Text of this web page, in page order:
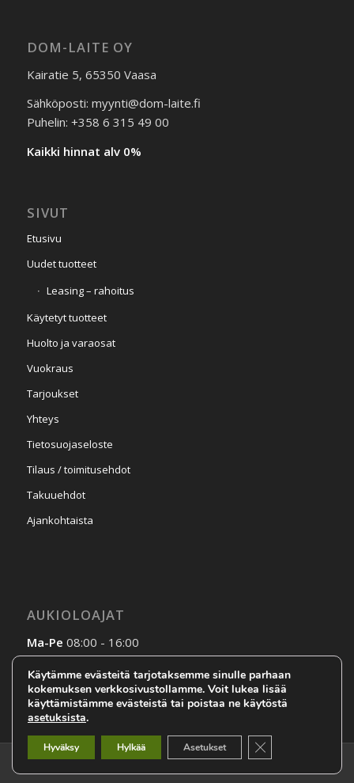
DOM-LAITE OY
Kairatie 5, 65350 Vaasa
Sähköposti: myynti@dom-laite.fi
Puhelin: +358 6 315 49 00
Kaikki hinnat alv 0%
SIVUT
Etusivu
Uudet tuotteet
Leasing – rahoitus
Käytetyt tuotteet
Huolto ja varaosat
Vuokraus
Tarjoukset
Yhteys
Tietosuojaseloste
Tilaus / toimitusehdot
Takuuehdot
Ajankohtaista
AUKIOLOAJAT
Ma-Pe 08:00 - 16:00
La-SuSopimuksen mukaan
Käytämme evästeitä tarjotaksemme sinulle parhaan
kokemuksen verkkosivustollamme. Voit lukea lisää
käyttämistämme evästeistä tai poistaa ne käytöstä
asetuksista.
Hyväksy Hylkää Asetukset Sulje evästebanneri